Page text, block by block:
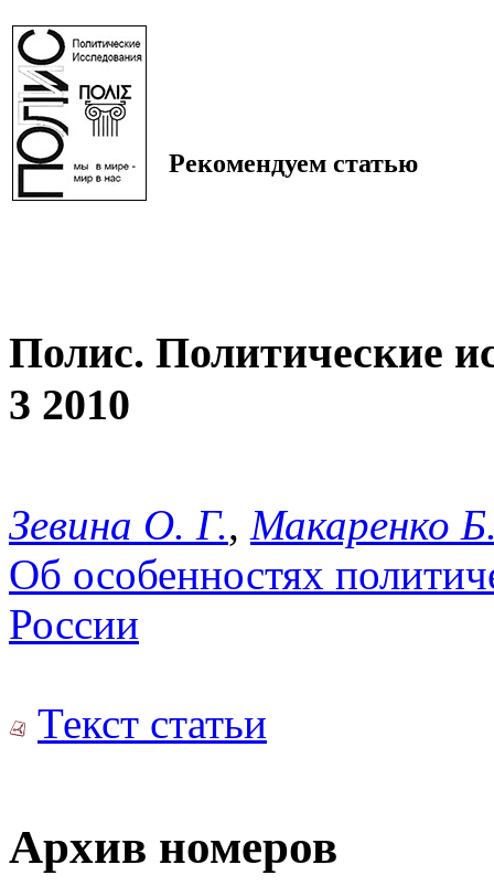
Рекомендуем статью
Полис. Политические
3 2010
Зевина О. Г., Макаренко
Об особенностях
России
Текст статьи
Архив номеров